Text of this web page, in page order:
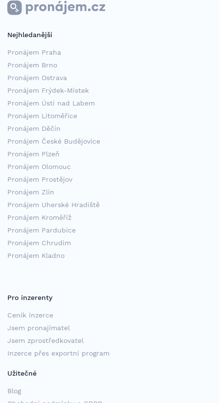
Nejhledanější
Pronájem Praha
Pronájem Brno
Pronájem Ostrava
Pronájem Frýdek-Místek
Pronájem Ústí nad Labem
Pronájem Litoměřice
Pronájem Děčín
Pronájem České Budějovice
Pronájem Plzeň
Pronájem Olomouc
Pronájem Prostějov
Pronájem Zlín
Pronájem Uherské Hradiště
Pronájem Kroměříž
Pronájem Pardubice
Pronájem Chrudim
Pronájem Kladno
Pro inzerenty
Ceník inzerce
Jsem pronajímatel
Jsem zprostředkovatel
Inzerce přes exportní program
Užitečné
Blog